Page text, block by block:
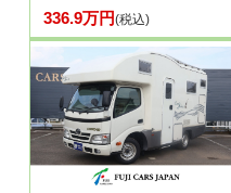
336.9万円(税込)